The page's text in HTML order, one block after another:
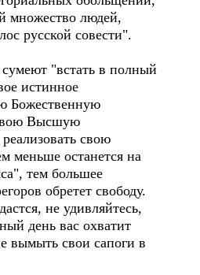
множество людей,
русской совести".
"встать в полный
истинное
Божественную
Высшую
свою
меньше останется на
тем большее
обретет свободу.
не удивляйтесь,
день вас охватит
вымыть свои сапоги в